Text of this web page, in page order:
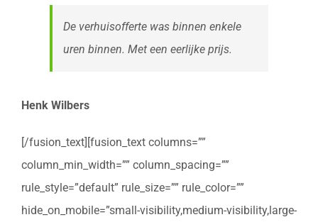
De verhuisofferte was binnen enkele
uren binnen. Met een eerlijke prijs.
Henk Wilbers
[/fusion_text][fusion_text columns=””
column_min_width=”” column_spacing=””
rule_style=”default” rule_size=”” rule_color=””
hide_on_mobile=”small-visibility,medium-visibility,large-